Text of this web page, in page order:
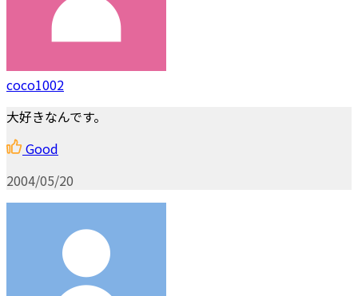
coco1002
大好きなんです。
Good
2004/05/20